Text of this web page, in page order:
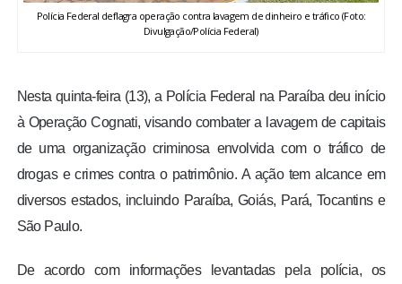
COLUNISTAS
Polícia Federal deflagra operação contra lavagem de dinheiro e tráfico (Foto:
Divulgação/Polícia Federal)
Nesta quinta-feira (13), a Polícia Federal na Paraíba deu início
à Operação Cognati, visando combater a lavagem de capitais
de uma organização criminosa envolvida com o tráfico de
drogas e crimes contra o patrimônio. A ação tem alcance em
diversos estados, incluindo Paraíba, Goiás, Pará, Tocantins e
São Paulo.
De acordo com informações levantadas pela polícia, os